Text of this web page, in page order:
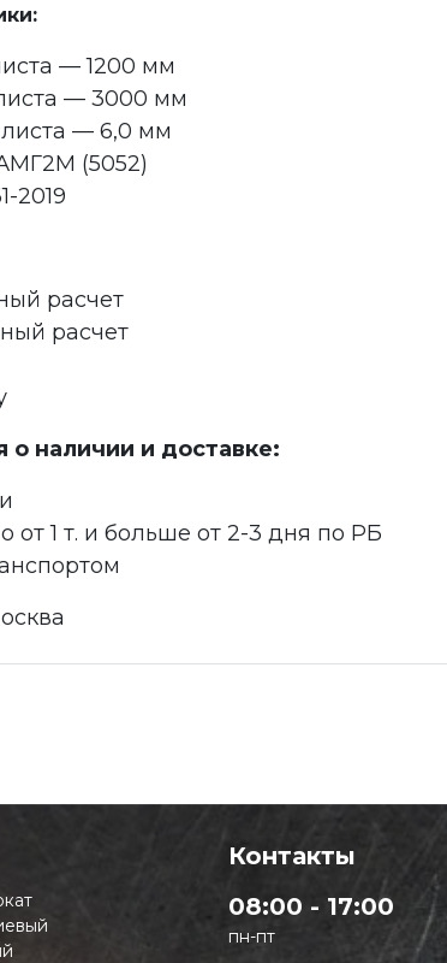
— 1200 мм
— 3000 мм
— 6,0 мм
(5052)
2019
расчет
расчет
наличии и доставке:
от 1 т. и больше от 2-3 дня по РБ
Контакты
08:00 - 17:00
пн-пт